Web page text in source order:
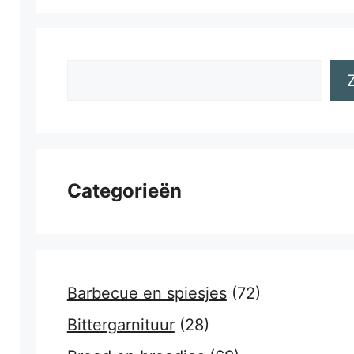
Categorieën
Barbecue en spiesjes(72)
Bittergarnituur(28)